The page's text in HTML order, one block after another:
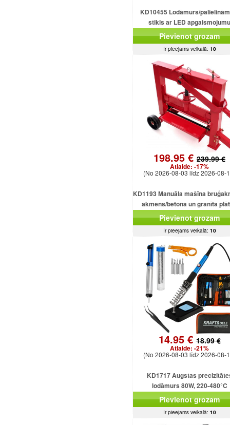
KD10455 Lodāmurs/
stikls ar LED apgaismojumu
Pievienot grozam
Ir pieejams veikalā: 10
198.95 € 239.99 €
Atlaide: -17%
(No 2026-08-03 līdz 2026-08-
KD1193 Manuāla mašīna
akmens/betona un granīta
griešanai
Pievienot grozam
Ir pieejams veikalā: 10
14.95 €18.99 €
Atlaide: -21%
(No 2026-08-03 līdz 2026-08-
KD1717 Augstas
lodāmurs 80W, 220-480°C
Pievienot grozam
Ir pieejams veikalā: 10